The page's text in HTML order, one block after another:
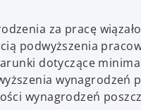
za pracę
podwyższenia
dotyczące
wynagrodzeń
wynagrodzeń